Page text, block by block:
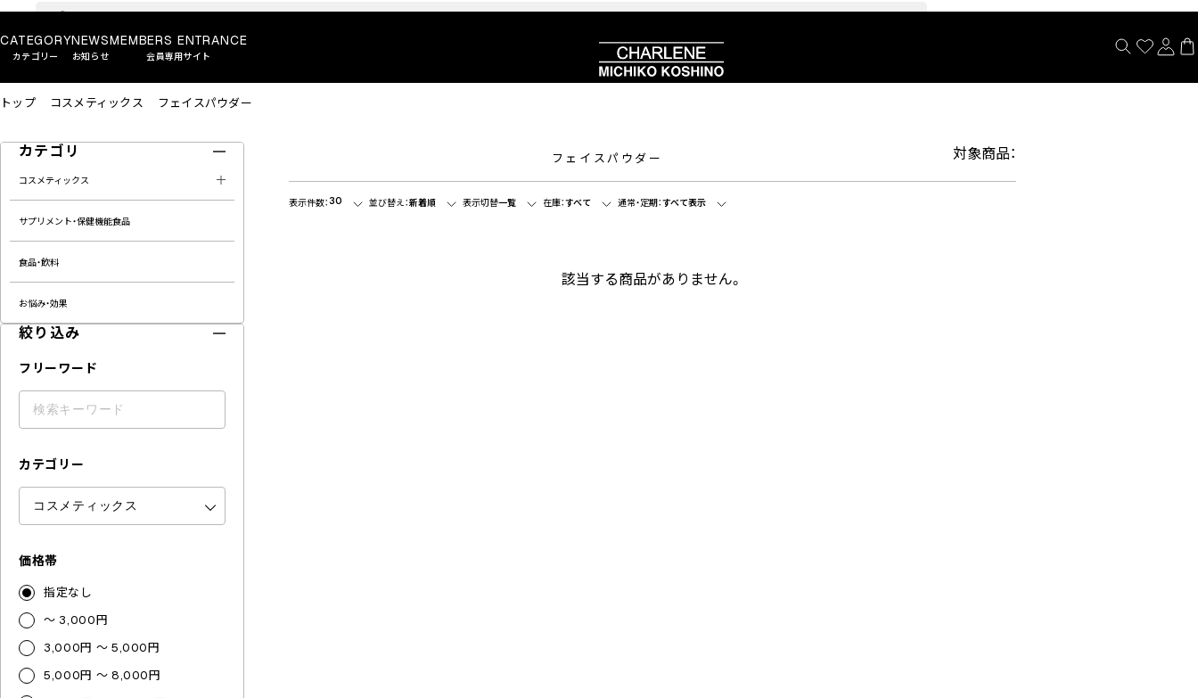
CATEGORY
カテゴリー
NEWS
お知らせ
MEMBERS ENTRANCE
会員専用サイト
トップ コスメティックス フェイスパウダー
カテゴリ
コスメティックス
サプリメント・保健機能食品
食品・飲料
お悩み・効果
絞り込み
フリーワード
カテゴリー
価格帯
指定なし
～ 3,000円
3,000円 ～ 5,000円
5,000円 ～ 8,000円
フェイスパウダー 対象商品：
表示件数：30 並び替え：新着順 表示切替一覧 在庫：すべて 通常・定期：すべて表示
該当する商品がありません。